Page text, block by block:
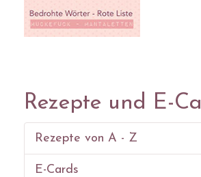
Rezepte und E-
Rezepte von A - Z
E-Cards